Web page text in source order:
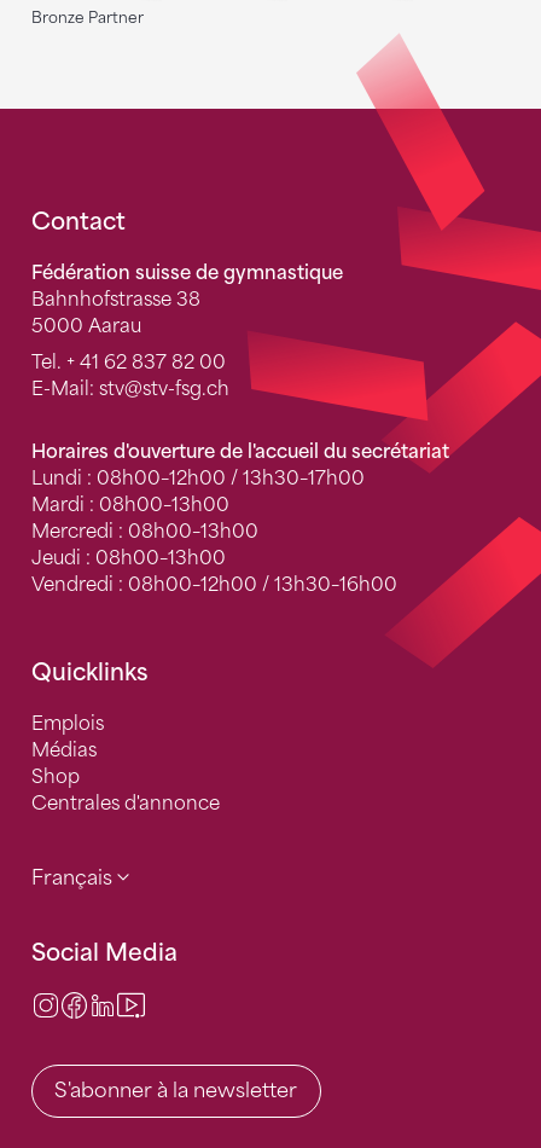
Bronze Partner
Fusszeile
Contact
Fédération suisse de gymnastique
Bahnhofstrasse 38
5000 Aarau
Tel. + 41 62 837 82 00
E-Mail: stv@stv-fsg.ch
Horaires d'ouverture de l'accueil du secrétariat
Lundi : 08h00–12h00 / 13h30–17h00
Mardi : 08h00–13h00
Mercredi : 08h00–13h00
Jeudi : 08h00–13h00
Vendredi : 08h00–12h00 / 13h30–16h00
Quicklinks
Emplois
Médias
Shop
Centrales d'annonce
Français
Social Media
Instagram
Facebook
LinkedIn
S'abonner à la newsletter